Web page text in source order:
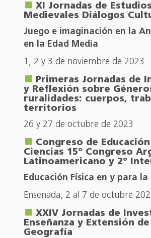
XI Jornadas de
Medievales Diálogos
Juego e imaginación en la
en la Edad Media
1, 2 y 3 de noviembre de 2023
Primeras Jornadas de
y Reflexión sobre
ruralidades: cuerpos,
territorios
26 y 27 de octubre de 2023
Congreso de
Ciencias 15º Congreso
Latinoamericano y 2º
Educación Física en y para
Ensenada, 2 al 7 de octubre
XXIV Jornadas de
Enseñanza y Extensión
Geografía